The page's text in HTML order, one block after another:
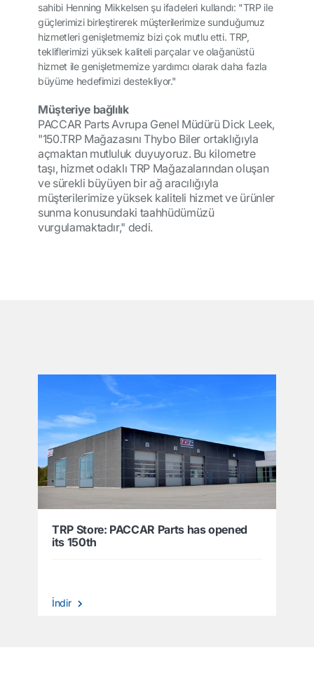
sahibi Henning Mikkelsen şu ifadeleri kullandı: "TRP ile
güçlerimizi birleştirerek müşterilerimize sunduğumuz
hizmetleri genişletmemiz bizi çok mutlu etti. TRP,
tekliflerimizi yüksek kaliteli parçalar ve olağanüstü
hizmet ile genişletmemize yardımcı olarak daha fazla
büyüme hedefimizi destekliyor."
Müşteriye bağlılık
PACCAR Parts Avrupa Genel Müdürü Dick Leek,
"150.TRP Mağazasını Thybo Biler ortaklığıyla
açmaktan mutluluk duyuyoruz. Bu kilometre
taşı, hizmet odaklı TRP Mağazalarından oluşan
ve sürekli büyüyen bir ağ aracılığıyla
müşterilerimize yüksek kaliteli hizmet ve ürünler
sunma konusundaki taahhüdümüzü
vurgulamaktadır," dedi.
TRP Store: PACCAR Parts has opened
its 150th
İndir